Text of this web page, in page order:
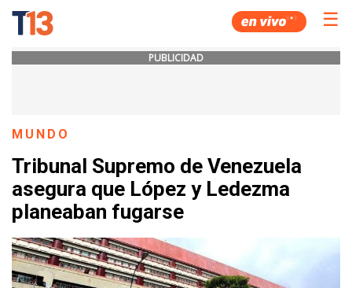
☰
PUBLICIDAD
MUNDO
Tribunal Supremo de Venezuela
asegura que López y Ledezma
planeaban fugarse